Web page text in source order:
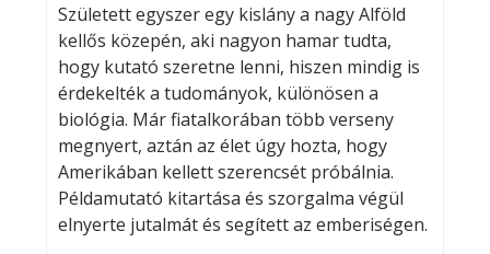
Született egyszer egy kislány a nagy Alföld
kellős közepén, aki nagyon hamar tudta,
hogy kutató szeretne lenni, hiszen mindig is
érdekelték a tudományok, különösen a
biológia. Már fiatalkorában több verseny
megnyert, aztán az élet úgy hozta, hogy
Amerikában kellett szerencsét próbálnia.
Példamutató kitartása és szorgalma végül
elnyerte jutalmát és segített az emberiségen.